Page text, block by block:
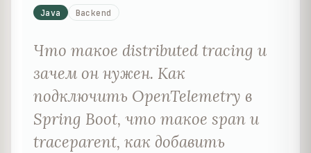
Java Backend
Что такое distributed tracing и
зачем он нужен. Как
подключить OpenTelemetry в
Spring Boot, что такое span и
traceparent, как добавить